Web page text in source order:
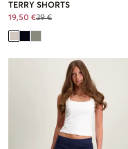
TERRY SHORTS
19,50 €39 €